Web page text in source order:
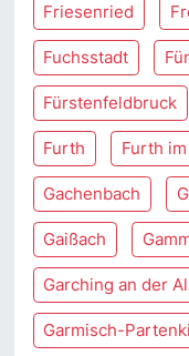
Friesenried
Fuchsstadt
Fürstenfeldbruck
Furth Furth im
Gachenbach
Gaißach
Garching an der
Garmisch-